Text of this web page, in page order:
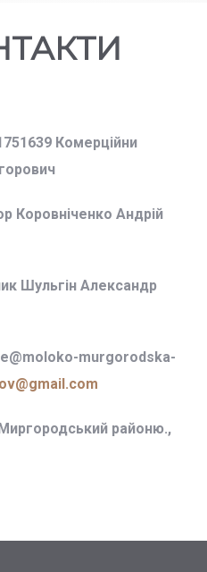
Комерційни
Коровніченко Андрій
Шульгін Александр
moloko-murgorodska-
районю.,